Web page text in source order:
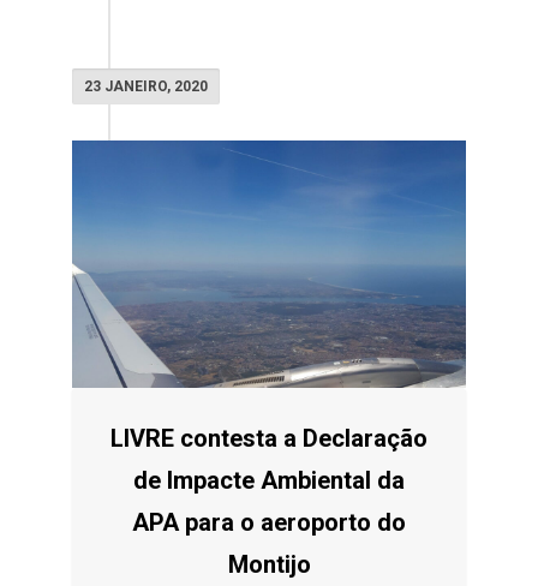
23 JANEIRO, 2020
LIVRE contesta a Declaração
de Impacte Ambiental da
APA para o aeroporto do
Montijo